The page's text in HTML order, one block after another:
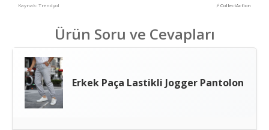
Kaynak: Trendyol ⚡ CollectAction
Ürün Soru ve Cevapları
Erkek Paça Lastikli Jogger Pantolon